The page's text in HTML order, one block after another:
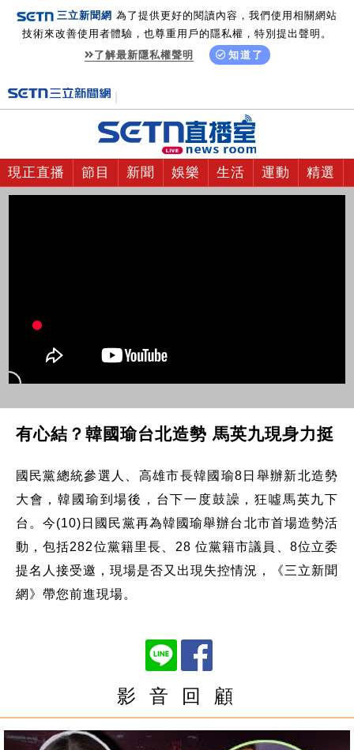
三立新聞網 為了提供更好的閱讀內容，我們使用相關網站
技術來改善使用者體驗，也尊重用戶的隱私權，特別提出聲明。
了解最新隱私權聲明
知道了
現正直播 節目 新聞 娛樂 生活 運動 精選
有心結？韓國瑜台北造勢 馬英九現身力挺
國民黨總統參選人、高雄市長韓國瑜8日舉辦新北造勢
大會，韓國瑜到場後，台下一度鼓譟，狂噓馬英九下
台。今(10)日國民黨再為韓國瑜舉辦台北市首場造勢活
動，包括282位黨籍里長、28 位黨籍市議員、8位立委
提名人接受邀，現場是否又出現失控情況，《三立新聞
網》帶您前進現場。
影 音 回 顧